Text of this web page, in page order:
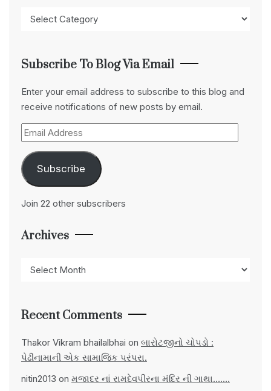
Subscribe To Blog Via Email
Enter your email address to subscribe to this blog and
receive notifications of new posts by email.
Email
Address
Subscribe
Join 22 other subscribers
Archives
Recent Comments
Thakor Vikram bhailalbhai on બારોટજીનો ચોપડો :
પેઢીનામાની એક સામાજિક પરંપરા.
nitin2013 on મજાદર નાં રામદેવપીરના મંદિર ની ગાથા…….